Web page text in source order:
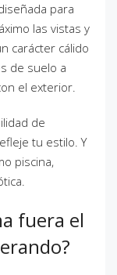
para
las vistas y
carácter cálido
de suelo a
el exterior.
de
tu estilo. Y
piscina,
fuera el